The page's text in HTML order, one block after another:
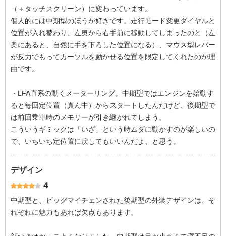
（＋タッチスクリーン）に変わっています。
個人的には中期型のほうが好きです。走行モード変更ダイヤルと
位置が入れ替わり、左奥から右手前に移動してしまったのと（左
奥にあると、自然に手を下ろした位置になる）、マウス型レバー
が反力でもってカーソルを動かせる位置を限定してくれたのが理
由です。
・LFA直系の動くメーターリング。中期型ではエンジンを始動す
ると毎回定位置（真ん中）からスタートしたんだけど、後期型で
は前回乗車時のメモリーが引き継がれてしまう。
こういうギミックは「いざ」という時ムダに動かすのが楽しいの
で、いちいち定位置に戻してもいいんだよ、と思う。
デザイン
4
中期型と、ビッグマイチェンされた後期型の外装デザインは、そ
れぞれに魅力もあれば欠点もあります。